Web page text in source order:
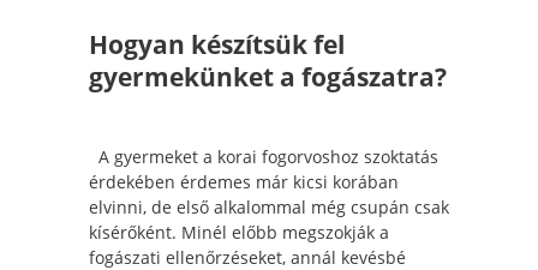
Hogyan készítsük fel
gyermekünket a fogászatra?
A gyermeket a korai fogorvoshoz szoktatás
érdekében érdemes már kicsi korában
elvinni, de első alkalommal még csupán csak
kísérőként. Minél előbb megszokják a
fogászati ellenőrzéseket, annál kevésbé